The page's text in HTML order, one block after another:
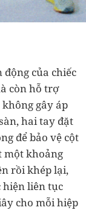
của chiếc
còn hỗ trợ
gây áp
hai tay đặt
để bảo vệ cột
một khoảng
rồi khép lại,
hiện liên tục
cho mỗi hiệp